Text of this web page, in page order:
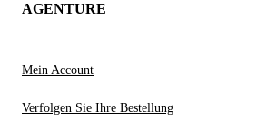
AGENTURE
Mein Account
Verfolgen Sie Ihre Bestellung